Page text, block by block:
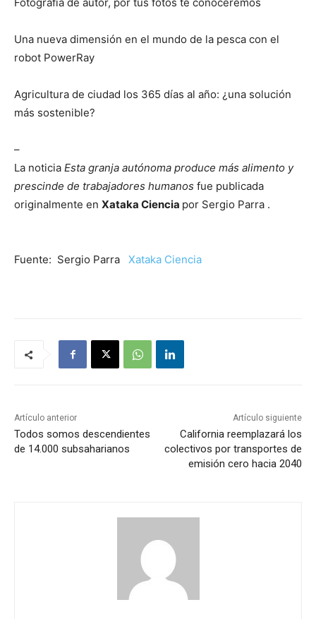
Una nueva dimensión en el mundo de la pesca con el
robot PowerRay
Agricultura de ciudad los 365 días al año: ¿una solución
más sostenible?
–
La noticia Esta granja autónoma produce más alimento y
prescinde de trabajadores humanos fue publicada
originalmente en Xataka Ciencia por Sergio Parra .
Fuente: Sergio Parra Xataka Ciencia
Artículo anterior
Todos somos descendientes
de 14.000 subsaharianos
Artículo siguiente
California reemplazará los
colectivos por transportes de
emisión cero hacia 2040